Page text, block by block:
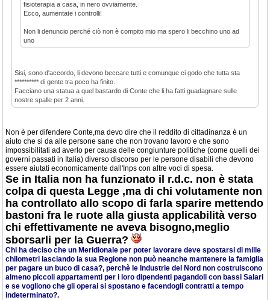
fisioterapia a casa, in nero ovviamente.
Ecco, aumentate i controlli!
Non li denuncio perché ciò non è compito mio ma spero li becchino uno ad
uno
Sisi, sono d'accordo, li devono beccare tutti e comunque ci godo che tutta sta
********** di gente tra poco ha finito.
Facciano una statua a quel bastardo di Conte che li ha fatti guadagnare sulle
nostre spalle per 2 anni.
Non è per difendere Conte,ma devo dire che il reddito di cittadinanza è un
aiuto che si da alle persone sane che non trovano lavoro e che sono
impossibilitati ad averlo per causa delle congiunture politiche (come quelli dei
governi passati in Italia) diverso discorso per le persone disabili che devono
essere aiutati economicamente dall'Inps con altre voci di spesa.
Se in Italia non ha funzionato il r.d.c. non è stata
colpa di questa Legge ,ma di chi volutamente non
ha controllato allo scopo di farla sparire mettendo
bastoni fra le ruote alla giusta applicabilità verso
chi effettivamente ne aveva bisogno,meglio
sborsarli per la Guerra?
Chi ha deciso che un Meridionale per poter lavorare deve spostarsi di mille
chilometri lasciando la sua Regione non può neanche mantenere la famiglia
per pagare un buco di casa?, perchè le Industrie del Nord non costruiscono
almeno piccoli appartamenti per i loro dipendenti pagandoli con bassi Salari
e se vogliono che gli operai si spostano e facendogli contratti a tempo
indeterminato?.